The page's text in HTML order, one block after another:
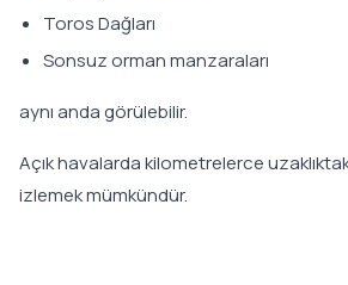
Toros Dağları
Sonsuz orman manzaraları
aynı anda görülebilir.
Açık havalarda kilometrelerce
izlemek mümkündür.